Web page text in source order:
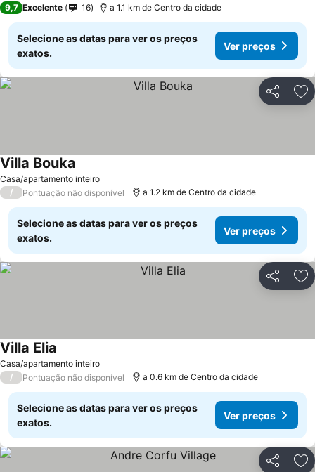
9,7 Excelente 16 a 1.1 km de Centro da cidade
Selecione as datas para ver os preços
exatos.
Ver preços
Partilhar
Casa/apartamento inteiro
Villa Bouka
/ Pontuação não disponível a 1.2 km de Centro da cidade
Selecione as datas para ver os preços
exatos.
Ver preços
Partilhar
Casa/apartamento inteiro
Villa Elia
/ Pontuação não disponível a 0.6 km de Centro da cidade
Selecione as datas para ver os preços
exatos.
Ver preços
Partilhar